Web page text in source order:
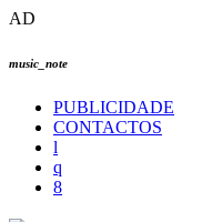
AD
music_note
PUBLICIDADE
CONTACTOS